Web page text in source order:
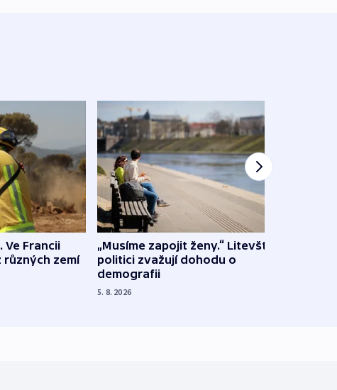
Ve Francii
různých zemí
„Musíme zapojit ženy.“ Litevští
politici zvažují dohodu o
demografii
5. 8. 2026